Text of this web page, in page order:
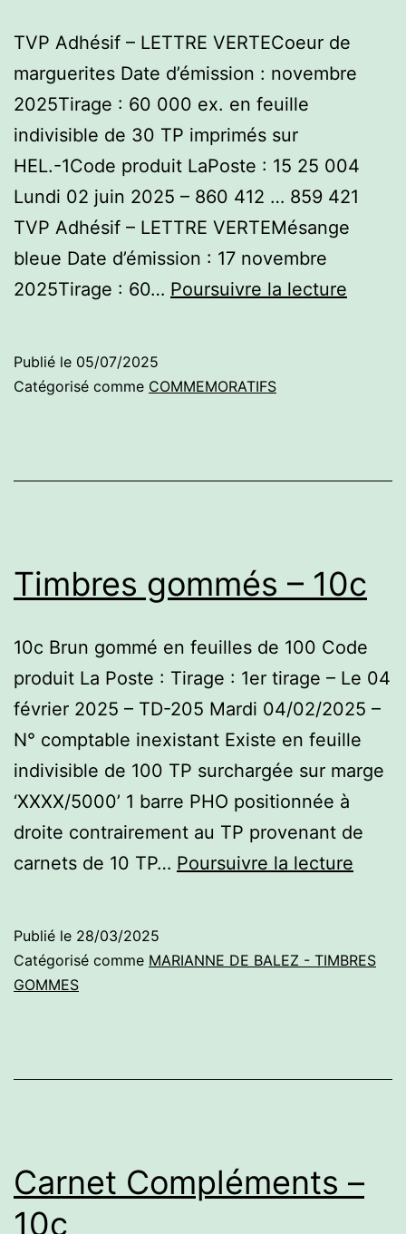
TVP Adhésif – LETTRE VERTECoeur de
marguerites Date d’émission : novembre
2025Tirage : 60 000 ex. en feuille
indivisible de 30 TP imprimés sur
HEL.-1Code produit LaPoste : 15 25 004
Lundi 02 juin 2025 – 860 412 … 859 421
TVP Adhésif – LETTRE VERTEMésange
bleue Date d’émission : 17 novembre
2025Tirage : 60… Poursuivre la lecture
Publié le 05/07/2025
Catégorisé comme COMMEMORATIFS
Timbres gommés – 10c
10c Brun gommé en feuilles de 100 Code
produit La Poste : Tirage : 1er tirage – Le 04
février 2025 – TD-205 Mardi 04/02/2025 –
N° comptable inexistant Existe en feuille
indivisible de 100 TP surchargée sur marge
‘XXXX/5000’ 1 barre PHO positionnée à
droite contrairement au TP provenant de
carnets de 10 TP… Poursuivre la lecture
10c
Publié le 28/03/2025
Catégorisé comme MARIANNE DE BALEZ - TIMBRES
GOMMES
Carnet Compléments –
10c